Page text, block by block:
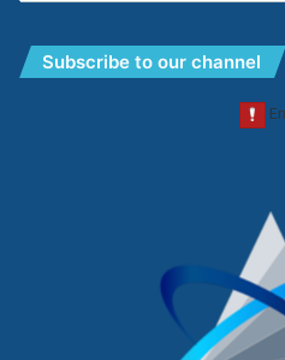
Subscribe to our channel